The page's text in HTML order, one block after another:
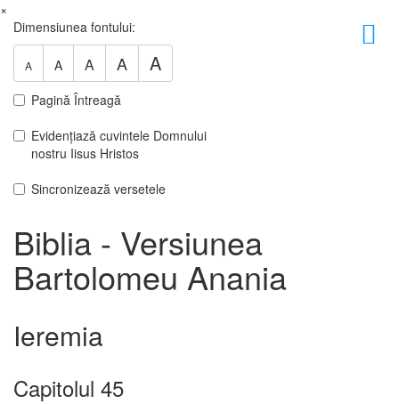
×
Dimensiunea fontului:
A A A A A
Pagină Întreagă
Evidențiază cuvintele Domnului
nostru Iisus Hristos
Sincronizează versetele
Biblia - Versiunea
Bartolomeu Anania
Ieremia
Capitolul 45